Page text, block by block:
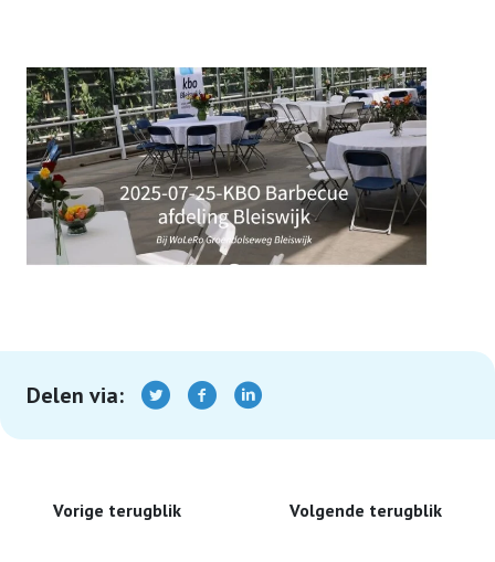
Over ons
Contact
Terugblikken
Delen via:
Vorige terugblik Volgende terugblik